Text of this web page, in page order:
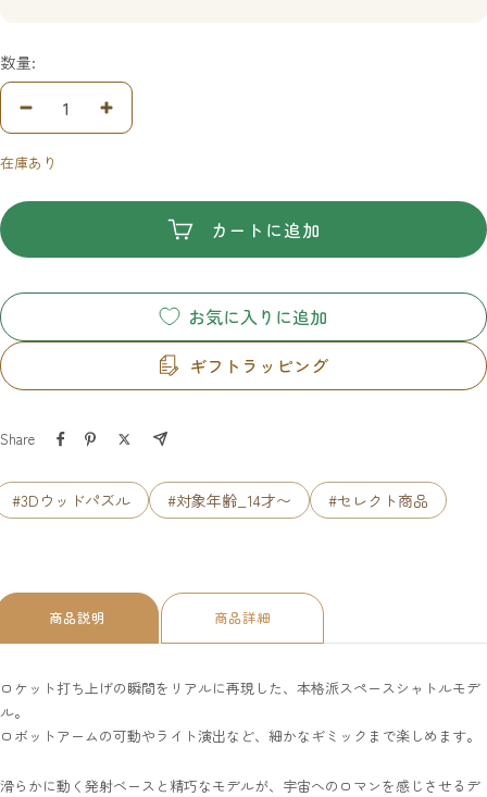
数量:
数
量
を
数
量
在庫あり
カートに追加
お気に入りに追加
ギフトラッピング
Share
#3Dウッドパズル #対象年齢_14才〜 #セレクト商品
商品説明 商品詳細
ロケット打ち上げの瞬間をリアルに再現した、本格派スペースシャトルモデ
ル。
ロボットアームの可動やライト演出など、細かなギミックまで楽しめます。
滑らかに動く発射ベースと精巧なモデルが、宇宙へのロマンを感じさせるデ